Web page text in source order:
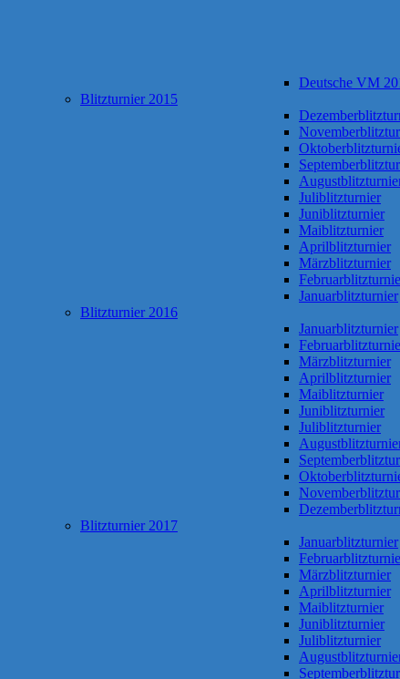
Deutsche VM
Blitzturnier 2015
Juliblitzturnier
Juniblitzturnier
Maiblitzturnier
Aprilblitzturnier
Märzblitzturnier
Januarblitzturnier
Blitzturnier 2016
Januarblitzturnier
Märzblitzturnier
Aprilblitzturnier
Maiblitzturnier
Juniblitzturnier
Juliblitzturnier
Blitzturnier 2017
Januarblitzturnier
Märzblitzturnier
Aprilblitzturnier
Maiblitzturnier
Juniblitzturnier
Juliblitzturnier